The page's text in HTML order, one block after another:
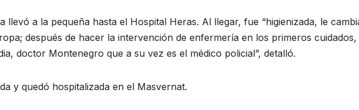
llevó a la pequeña hasta el Hospital Heras. Al llegar, fue “higienizada, le
después de hacer la intervención de enfermería en los primeros cuidados,
doctor Montenegro que a su vez es el médico policial”, detalló.
y quedó hospitalizada en el Masvernat.